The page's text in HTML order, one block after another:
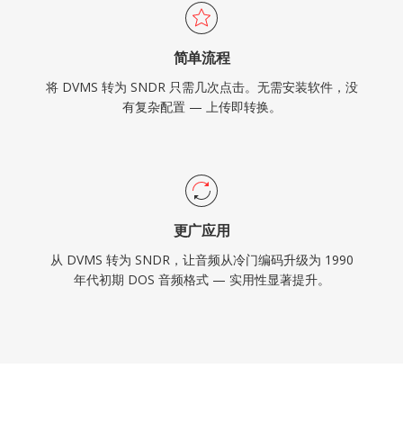
简单流程
将 DVMS 转为 SNDR 只需几次点击。无需安装软件，没
有复杂配置 — 上传即转换。
更广应用
从 DVMS 转为 SNDR，让音频从冷门编码升级为 1990
年代初期 DOS 音频格式 — 实用性显著提升。